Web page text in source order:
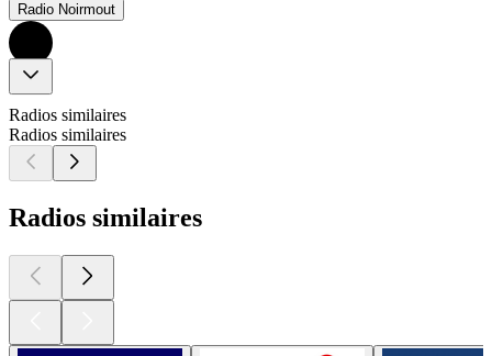
Radio Noirmout
Radios similaires
Radios similaires
Radios similaires